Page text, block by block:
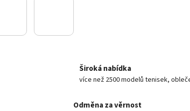
Široká nabídka
více než 2500 modelů tenisek,
Odměna za věrnost